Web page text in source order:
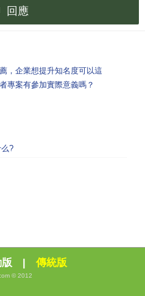
回應
，企業想提升知名度可以這
專案有參加實際意義嗎？
?
| 傳統版
© 2012